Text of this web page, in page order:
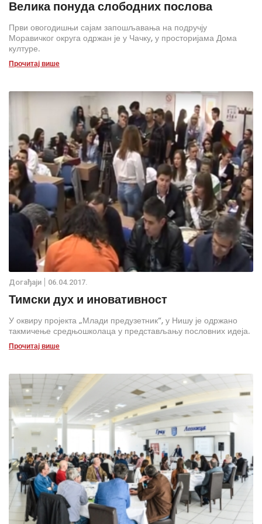
Велика понуда слободних послова
Први овогодишњи сајам запошљавања на подручју
Моравичког округа одржан је у Чачку, у просторијама Дома
културе.
Прочитај више
Дoгађаjи 06.04.2017.
Тимски дух и иновативност
У оквиру пројекта „Млади предузетник“, у Нишу је одржано
такмичење средњошколаца у представљању пословних идеја.
Прочитај више